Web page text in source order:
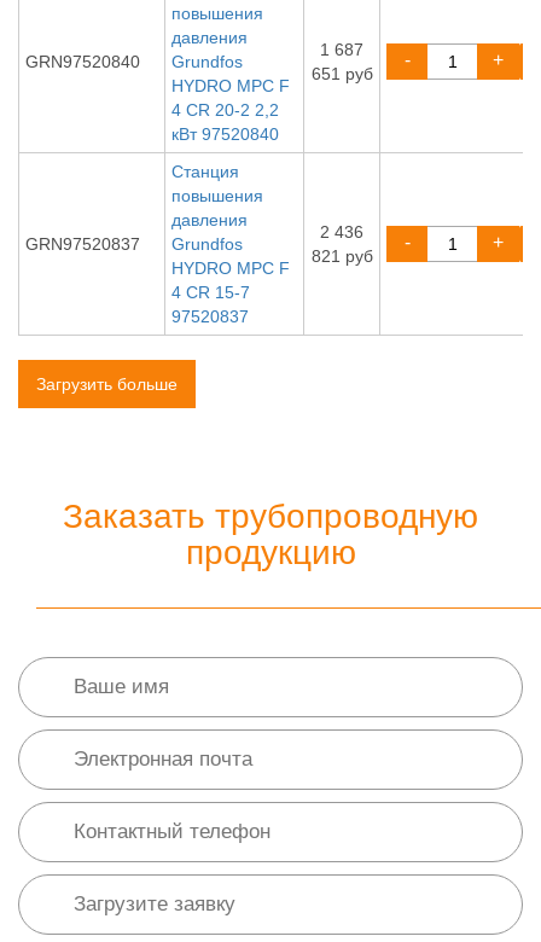
GRN97520840
повышения
давления
Grundfos
HYDRO MPC F
4 CR 20-2 2,2
кВт 97520840
1 687
651 руб
- +
GRN97520837
Станция
повышения
давления
Grundfos
HYDRO MPC F
4 CR 15-7
97520837
2 436
821 руб
- +
Загрузить больше
Заказать трубопроводную
продукцию